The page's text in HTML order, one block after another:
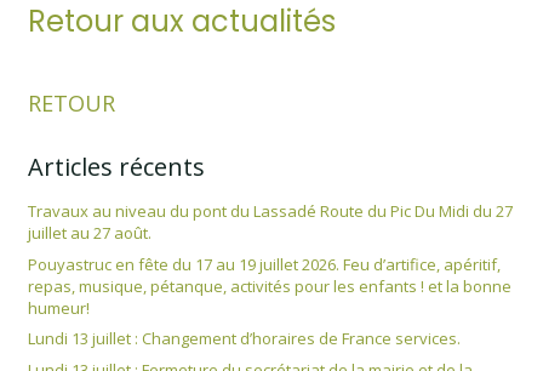
Retour aux actualités
RETOUR
Articles récents
Travaux au niveau du pont du Lassadé Route du Pic Du Midi du 27
juillet au 27 août.
Pouyastruc en fête du 17 au 19 juillet 2026. Feu d’artifice, apéritif,
repas, musique, pétanque, activités pour les enfants ! et la bonne
humeur!
Lundi 13 juillet : Changement d’horaires de France services.